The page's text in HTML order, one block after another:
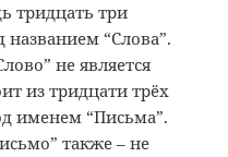
тридцать три
названием “Слова”.
не является
из тридцати трёх
именем “Письма”.
также – не